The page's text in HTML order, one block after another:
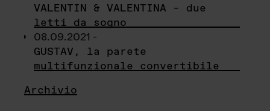
VALENTIN & VALENTINA – due
letti da sogno
08.09.2021 -
GUSTAV, la parete
multifunzionale convertibile
Archivio